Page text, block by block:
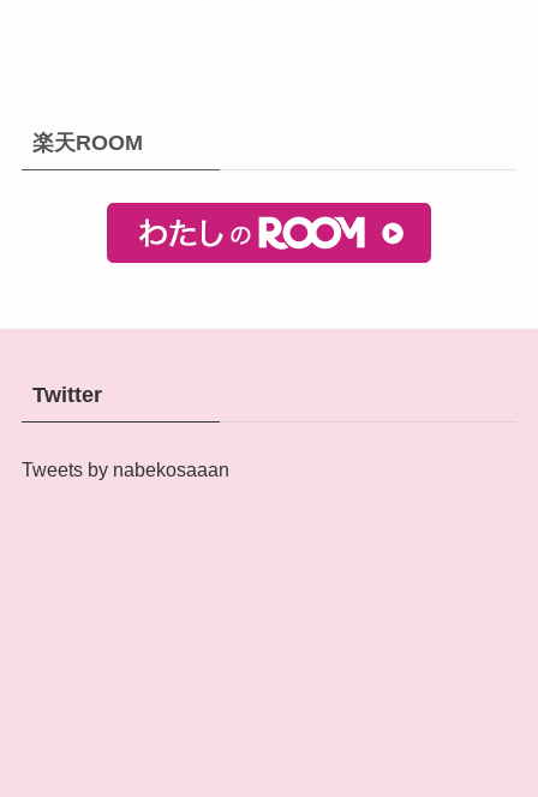
楽天ROOM
Twitter
Tweets by nabekosaaan